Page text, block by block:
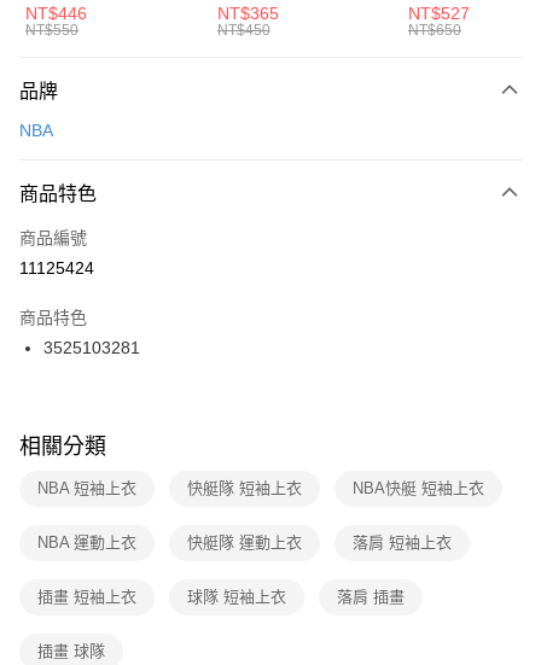
元大商業銀行
台灣樂天信用卡公司
AFTEE先享後付
【關於「AFTEE先享後付」】
便利好安心！
３．安心：先確認商品／服務後，再付款。
【「AFTEE先享後付」結帳流程】
１．於結帳方式選擇「AFTEE先享後付」後，將跳轉至「AFTEE先享後付」
２．訂單成立數日內，您將收到繳費通知簡訊。
３．收到繳費通知簡訊後14天內，點擊此簡訊中的連結，可透過四大超商／
ATM／網路銀行／等多元方式進行付款，方視為交易完成。
※ 交易是否成功請以「AFTEE先享後付 」之結帳頁面顯示為準，若有關於
是否繳費成功／繳費後需取消欲退款等相關疑問，請聯繫「AFTEE先享後付
客戶支援中心」https://netprotections.freshdesk.com/support/home
１．透過由恩沛科技股份有限公司提供之「AFTEE先享後付」服務完成之交
權轉讓予恩沛科技股份有限公司。
３．未成年的使用者請事先徵得法定代理人或監護人之同意方可使用
運送方式
每筆NT$100，滿NT$1,500(含以上)免運費
宅配
每筆NT$100，滿NT$1,500(含以上)免運費
付款後門市自取
每筆NT$100，滿NT$1,500(含以上)免運費
中統襪 FZ3393100
NT$446
NT$550
EMBRDY 男女 短統襪
FZ3073133
NT$365
NT$450
BA5871010
NT$527
NT$650
品牌
NBA
商品特色
商品編號
11125424
商品特色
3525103281
相關分類
NBA 短袖上衣 快艇隊 短袖上衣 NBA快艇 短袖上衣
NBA 運動上衣 快艇隊 運動上衣 落肩 短袖上衣
插畫 短袖上衣 球隊 短袖上衣 落肩 插畫
插畫 球隊